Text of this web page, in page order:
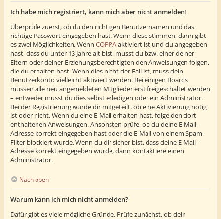
Ich habe mich registriert, kann mich aber nicht anmelden!
Überprüfe zuerst, ob du den richtigen Benutzernamen und das
richtige Passwort eingegeben hast. Wenn diese stimmen, dann gibt
es zwei Möglichkeiten. Wenn COPPAaktiviert ist und du angegeben
hast, dass du unter 13 Jahre alt bist, musst du bzw. einer deiner
Eltern oder deiner Erziehungsberechtigten den Anweisungen folgen,
die du erhalten hast. Wenn dies nicht der Fall ist, muss dein
Benutzerkonto vielleicht aktiviert werden. Bei einigen Boards
müssen alle neu angemeldeten Mitglieder erst freigeschaltet werden
– entweder musst du dies selbst erledigen oder ein Administrator.
Bei der Registrierung wurde dir mitgeteilt, ob eine Aktivierung nötig
ist oder nicht. Wenn du eine E-Mail erhalten hast, folge den dort
enthaltenen Anweisungen. Ansonsten prüfe, ob du deine E-Mail-
Adresse korrekt eingegeben hast oder die E-Mail von einem Spam-
Filter blockiert wurde. Wenn du dir sicher bist, dass deine E-Mail-
Adresse korrekt eingegeben wurde, dann kontaktiere einen
Administrator.
Nach oben
Warum kann ich mich nicht anmelden?
Dafür gibt es viele mögliche Gründe. Prüfe zunächst, ob dein